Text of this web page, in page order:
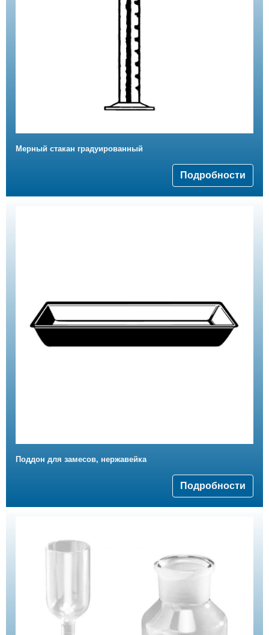
Мерный стакан градуированный
Подробности
Поддон для замесов, нержавейка
Подробности